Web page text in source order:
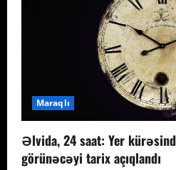
Maraqlı
Əlvida, 24 saat: Yer
görünəcəyi tarix açıqlandı